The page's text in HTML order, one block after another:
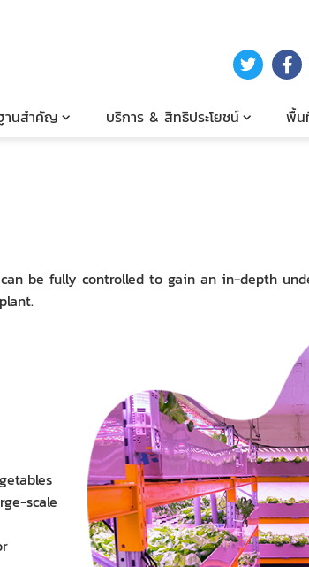
านสำคัญ บริการ & สิทธิประโยชน์ พื้น
be fully controlled to gain an in-depth
scale